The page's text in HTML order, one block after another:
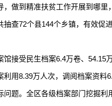
做到精准扶贫工作开展到哪里
抽查72个县144个乡镇，有效促
受民生档案6.4万卷、54.15
用8.39万人次，调阅档案资料
问题。全区各级档案部门挖掘利